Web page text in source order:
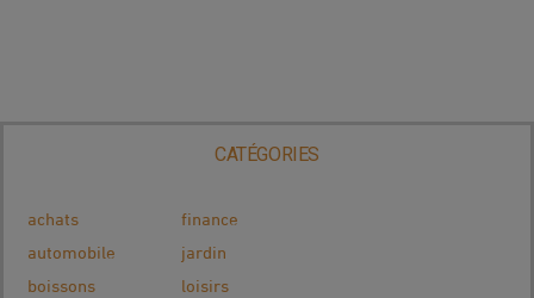
CATÉGORIES
achats
automobile
boissons
finance
jardin
loisirs